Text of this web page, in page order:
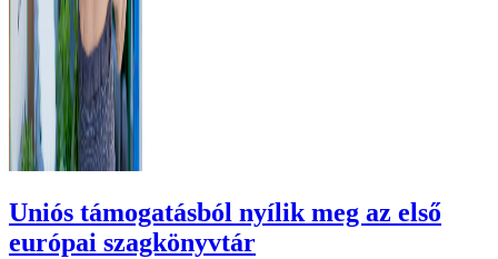
Uniós támogatásból nyílik meg az első
európai szagkönyvtár